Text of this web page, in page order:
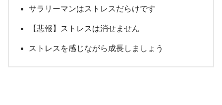
サラリーマンはストレスだらけです
【悲報】ストレスは消せません
ストレスを感じながら成長しましょう